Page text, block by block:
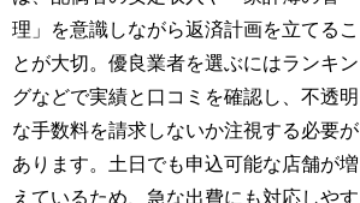
理」を意識しながら返済計画を立てるこ
とが大切。優良業者を選ぶにはランキン
グなどで実績と口コミを確認し、不透明
な手数料を請求しないか注視する必要が
あります。土日でも申込可能な店舗が増
えているため、急な出費にも対応しやす